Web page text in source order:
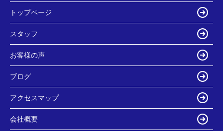
トップページ
スタッフ
お客様の声
ブログ
アクセスマップ
会社概要